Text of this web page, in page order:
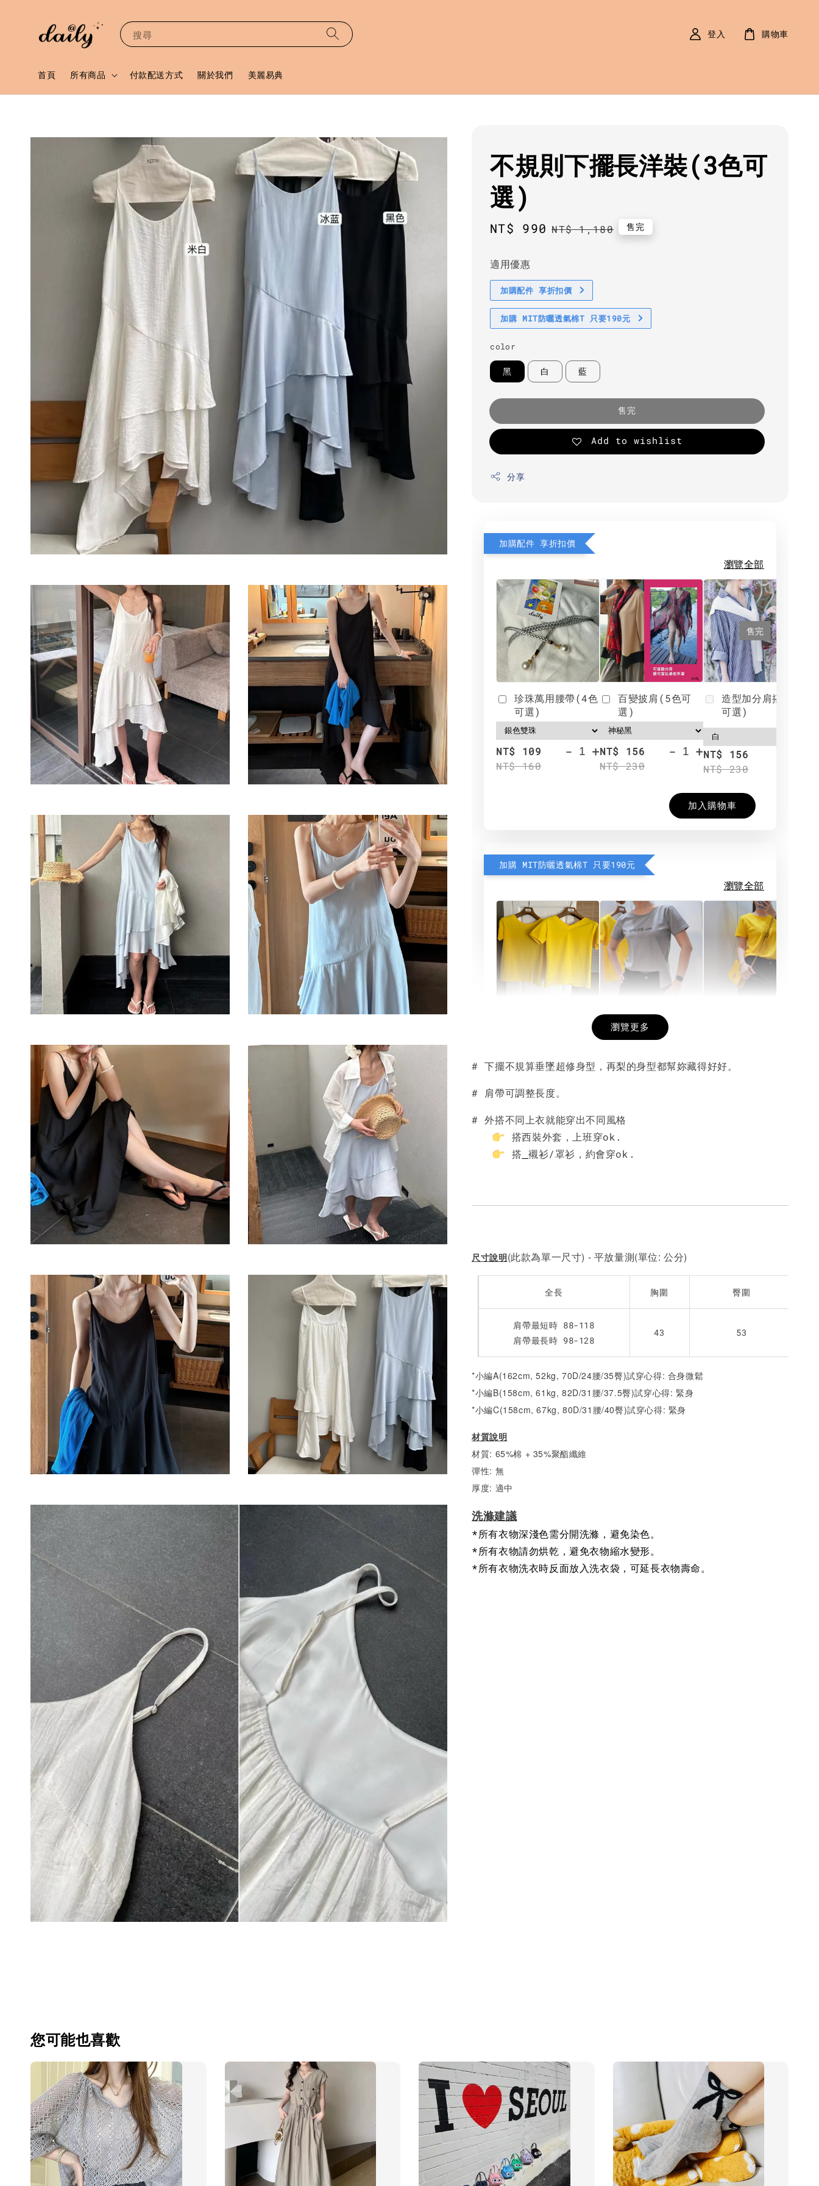
搜尋
首頁 所有商品 付款配送方式 關於我們 美麗易典
登入 購物車
不規則下擺長洋裝(3色可
選)
Sale
NT$ 990 Regular
NT$ 1,180 售完
適用優惠
加購配件 享折扣價
加購 MIT防曬透氣棉T 只要190元
color
黑 白 藍
售完
Add to wishlist
分享
加購配件 享折扣價
瀏覽全部
珍珠萬用腰帶(4色
可選)
NT$ 109
NT$ 160
- +
百變披肩(5色可
選)
NT$ 156
NT$ 230
- +
售完
造型加分肩搭(4色
可選)
NT$ 156
NT$ 230
加入購物車
加購 MIT防曬透氣棉T 只要190元
瀏覽全部
NT$ 190
NT$ 450
- +
希望相隨雙面T
NT$ 190
- +NT$ 190
瀏覽更多
# 下擺不規算垂墜超修身型，再梨的身型都幫妳藏得好好。
# 肩帶可調整長度。
# 外搭不同上衣就能穿出不同風格
搭西裝外套，上班穿ok.
搭 襯衫/罩衫，約會穿ok.
尺寸說明(此款為單一尺寸) - 平放量測(單位: 公分)
全長 胸圍 臀圍
肩帶最短時 88-118
肩帶最長時 98-128
43 53
*小編A(162cm, 52kg, 70D/24腰/35臀)試穿心得: 合身微鬆
*小編B(158cm, 61kg, 82D/31腰/37.5臀)試穿心得: 緊身
*小編C(158cm, 67kg, 80D/31腰/40臀)試穿心得: 緊身
材質說明
材質: 65%棉 + 35%聚酯纖維
彈性: 無
厚度: 適中
洗滌建議
*所有衣物深淺色需分開洗滌，避免染色。
*所有衣物請勿烘乾，避免衣物縮水變形。
*所有衣物洗衣時反面放入洗衣袋，可延長衣物壽命。
您可能也喜歡